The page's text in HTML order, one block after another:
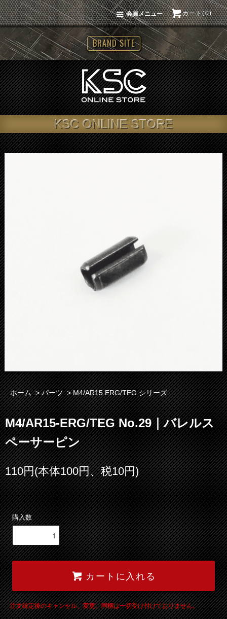
カート(0)
会員メニュー
BRAND SITE
KSC ONLINE STORE
ホーム >パーツ >M4/AR15 ERG/TEG シリーズ
M4/AR15-ERG/TEG No.29｜バレルス
ペーサーピン
110円(本体100円、税10円)
購入数
カートに入れる
注文確定後のキャンセル、変更、同梱は一切受け付けておりません。